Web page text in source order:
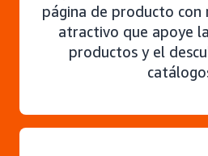
página de producto
atractivo que apoye
productos y el